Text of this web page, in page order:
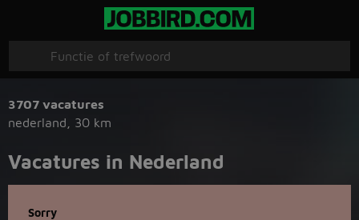
3707 vacatures
nederland
30 km
Vacatures in Nederland
Sorry